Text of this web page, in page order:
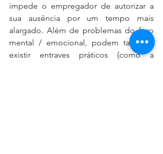
impede o empregador de autorizar a
sua ausência por um tempo mais
alargado. Além de problemas do foro
mental / emocional, podem também
existir entraves práticos (como a